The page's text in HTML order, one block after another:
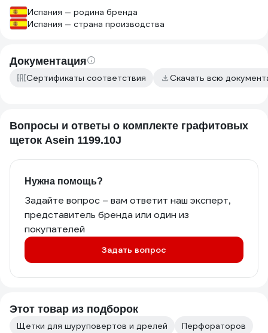
Испания — родина бренда
Испания — страна производства
Документация
Сертификаты соответствия Скачать всю
Вопросы и ответы о комплекте графитовых
щеток Asein 1199.10J
Нужна помощь?
Задайте вопрос – вам ответит наш эксперт,
представитель бренда или один из
покупателей
Задать вопрос
Этот товар из подборок
Щетки для шуруповертов и дрелей
Перфораторов